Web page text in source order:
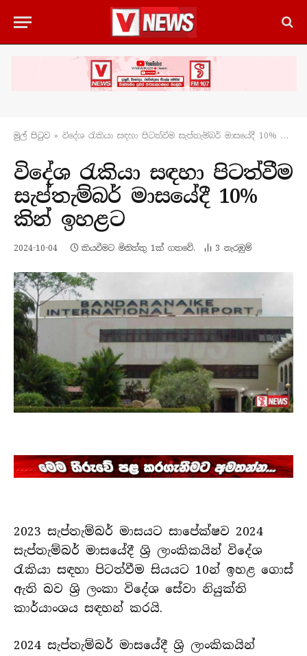
මුල් පිටු​ව » විදේශ රැකියා සඳහා පිටත්වීම සැප්තැම්බර් මාසයේදී 10% කින් ඉහළට
විදේශ රැකියා සඳහා පිටත්වීම
සැප්තැම්බර් මාසයේදී 10%
කින් ඉහළට
2024-10-04 කියවීමට මිනිත්තු 1ක් ගතවේ. 3 නැරඹු​ම්
2023 සැප්තැම්බර් මාසයට සාපේක්ෂව 2024
සැප්තැම්බර් මාසයේදී ශ්‍රි ලාංකිකයින් විදේශ
රැකියා සඳහා පිටත්වීම සියයට 10න් ඉහළ ගොස්
ඇති බව ශ්‍රි ලංකා විදේශ සේවා නියුක්ති
කාර්යාංශය සඳහන් කරයි.
2024 සැප්තැම්බර් මාසයේදී ශ්‍රි ලාංකිකයින්